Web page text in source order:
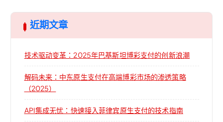
近期文章
技术驱动变革：2025年巴基斯坦博彩支付的创新浪潮
解码未来：中东原生支付在高端博彩市场的渗透策略
（2025）
API集成无忧：快速接入菲律宾原生支付的技术指南